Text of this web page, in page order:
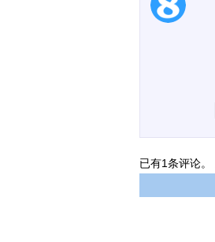
已有1条评论。